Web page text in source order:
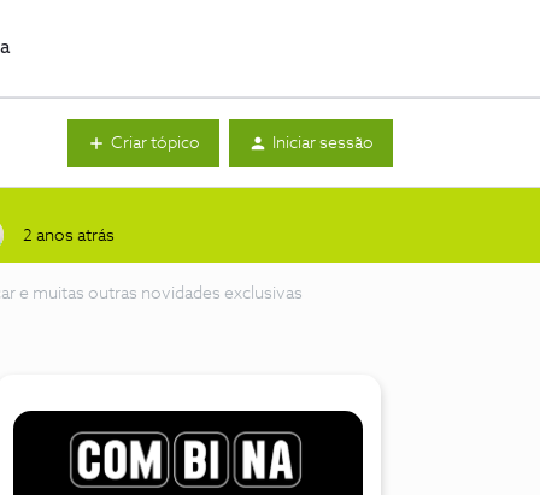
Criar tópico Iniciar sessão
2 anos atrás
e muitas outras novidades exclusivas